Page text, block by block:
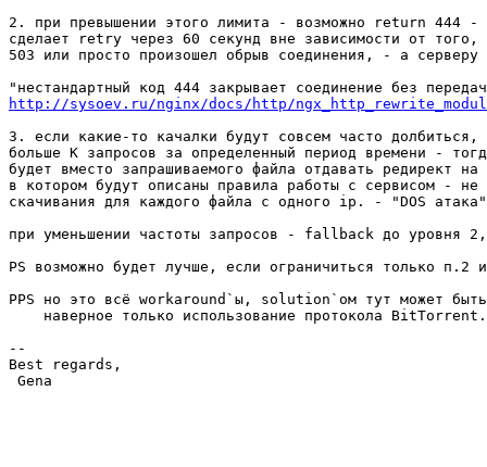
2. при превышении этого лимита - возможно return 444 -
сделает retry через 60 секунд вне зависимости от того,
503 или просто произошел обрыв соединения, - а
http://sysoev.ru/nginx/docs/http/
3. если какие-то качалки будут совсем часто долбиться,
больше K запросов за определенный период времени -
будет вместо запрашиваемого файла отдавать редирект на
в котором будут описаны правила работы с сервисом - не
скачивания для каждого файла с одного ip. - "DOS
при уменьшении частоты запросов - fallback до уровня
PS возможно будет лучше, если ограничиться только
PPS но это всё workaround`ы, solution`ом тут может быть
    наверное только использование протокола BitTorrent.
--
Best regards,
Gena